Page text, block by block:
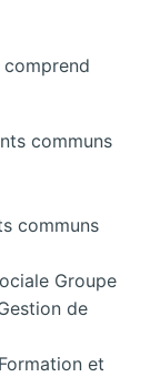
comprend
communs
communs
Groupe
de
et